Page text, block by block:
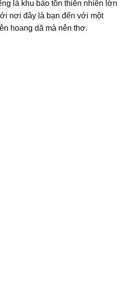
là khu bảo tồn thiên nhiên lớn
nơi đây là bạn đến với một
hoang dã mà nên thơ.